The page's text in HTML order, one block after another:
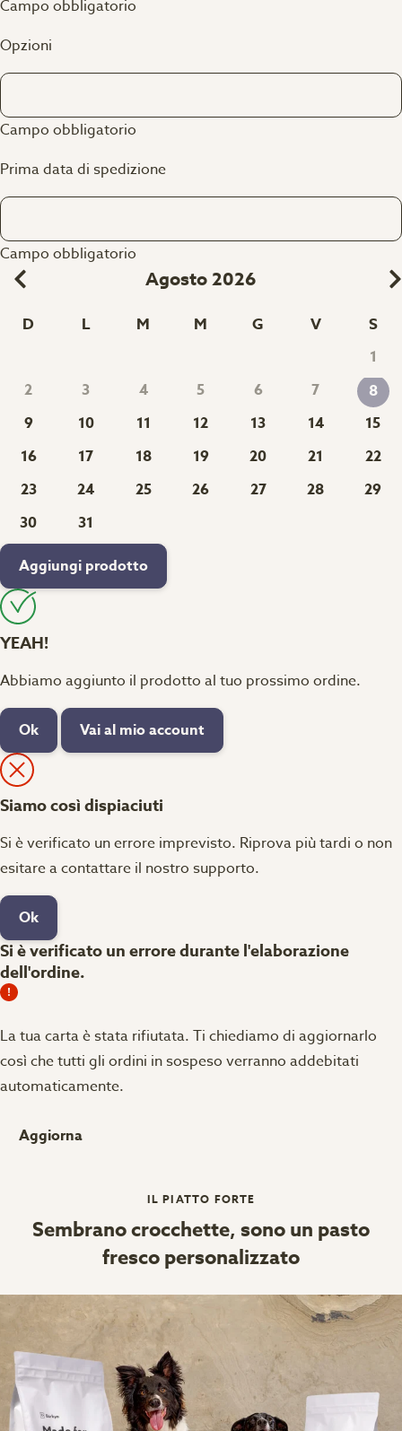
Campo obbligatorio
Opzioni
Campo obbligatorio
Prima data di spedizione
Campo obbligatorio
Agosto 2026
D L M M G V S
1
2
3 4 5 6 7
8
9
10 11 12 13 14
15
16
17 18 19 20 21
22
23
24 25 26 27 28
29
30
31
Aggiungi prodotto
YEAH!
Abbiamo aggiunto il prodotto al tuo prossimo ordine.
Ok Vai al mio account
Siamo così dispiaciuti
Si è verificato un errore imprevisto. Riprova più tardi o non
esitare a contattare il nostro supporto.
Ok
Si è verificato un errore durante l'elaborazione
dell'ordine.
La tua carta è stata rifiutata. Ti chiediamo di aggiornarlo
così che tutti gli ordini in sospeso verranno addebitati
automaticamente.
Aggiorna
IL PIATTO FORTE
Sembrano crocchette, sono un pasto
fresco personalizzato